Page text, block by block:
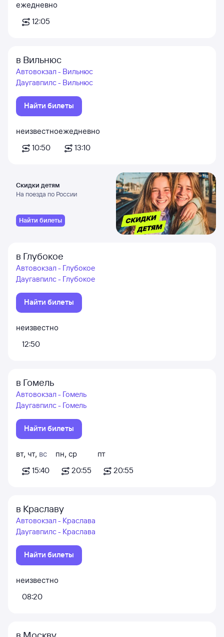
ежедневно
12:05
в Вильнюс
Автовокзал - Вильнюс
Даугавпилс - Вильнюс
Найти билеты
неизвестно
10:50
ежедневно
13:10
Скидки детям
На поезда по России
Найти билеты
в Глубокое
Автовокзал - Глубокое
Даугавпилс - Глубокое
Найти билеты
неизвестно
12:50
в Гомель
Автовокзал - Гомель
Даугавпилс - Гомель
Найти билеты
вт, чт, вс
15:40
пн, ср
20:55
пт
20:55
в Краславу
Автовокзал - Краслава
Даугавпилс - Краслава
Найти билеты
неизвестно
08:20